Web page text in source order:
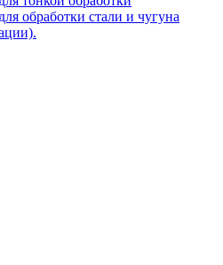
обработки стали и чугуна